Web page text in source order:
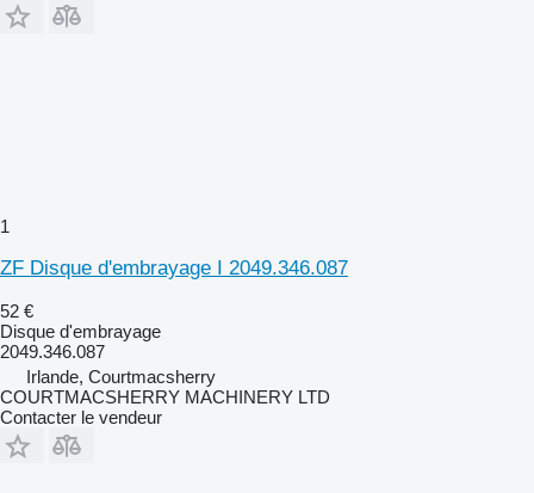
1
ZF Disque d'embrayage I 2049.346.087
52 €
Disque d'embrayage
2049.346.087
Irlande, Courtmacsherry
COURTMACSHERRY MACHINERY LTD
Contacter le vendeur